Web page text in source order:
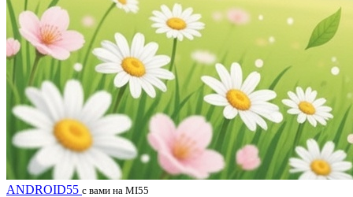
ANDROID55 с вами на MI55